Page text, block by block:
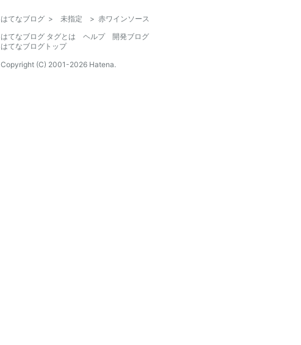
はてなブログ > 未指定 > 赤ワインソース
はてなブログ タグとは
ヘルプ
開発ブログ
はてなブログトップ
Copyright (C) 2001-2026 Hatena.